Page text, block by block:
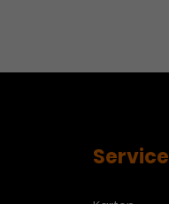
Service